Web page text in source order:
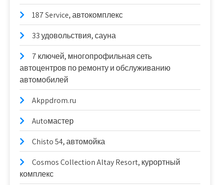
187 Service, автокомплекс
33 удовольствия, сауна
7 ключей, многопрофильная сеть
автоцентров по ремонту и обслуживанию
автомобилей
Akppdrom.ru
Autoмастер
Chisto 54, автомойка
Cosmos Collection Altay Resort, курортный
комплекс